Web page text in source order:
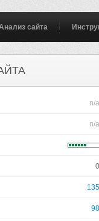
сайта
n/a
n/a
0
135
98